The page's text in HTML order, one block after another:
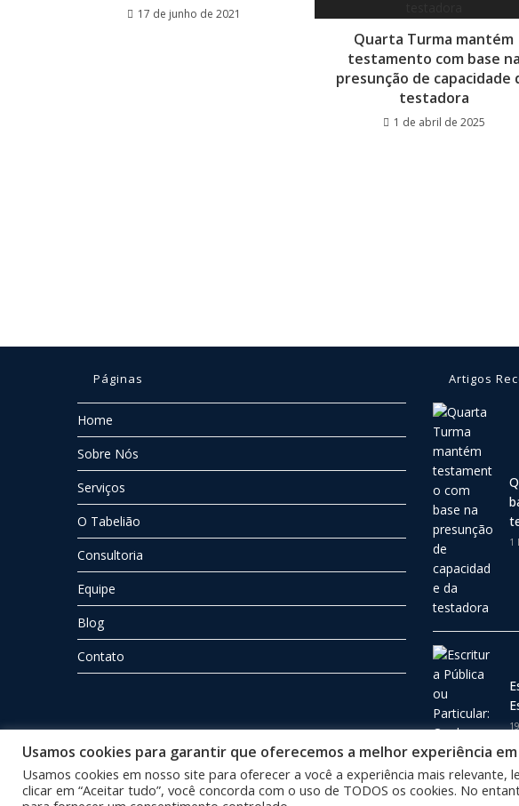
17 de junho de 2021
Quarta Turma mantém
testamento com base na
presunção de capacidade
testadora
1 de abril de 2025
Páginas
Home
Sobre Nós
Serviços
O Tabelião
Consultoria
Equipe
Blog
Contato
Artigos
1
Usamos cookies para garantir que oferecemos a melhor experiência
Usamos cookies em nosso site para oferecer a você a experiência mais relevante,
clicar em “Aceitar tudo”, você concorda com o uso de TODOS os cookies. No